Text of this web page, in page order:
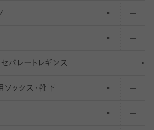
ぶし）用ソックス
トソックス（くるぶし上）
ふくらはぎ下）
バーソックス（浅め）
のタイツ（薄手タイツ）
タイツ
ルタイツ
タイツ
ルタイツ
レギパン）
ス
トッキング
キング
キング
セパレー ト レ ギンス
ソックス・靴下